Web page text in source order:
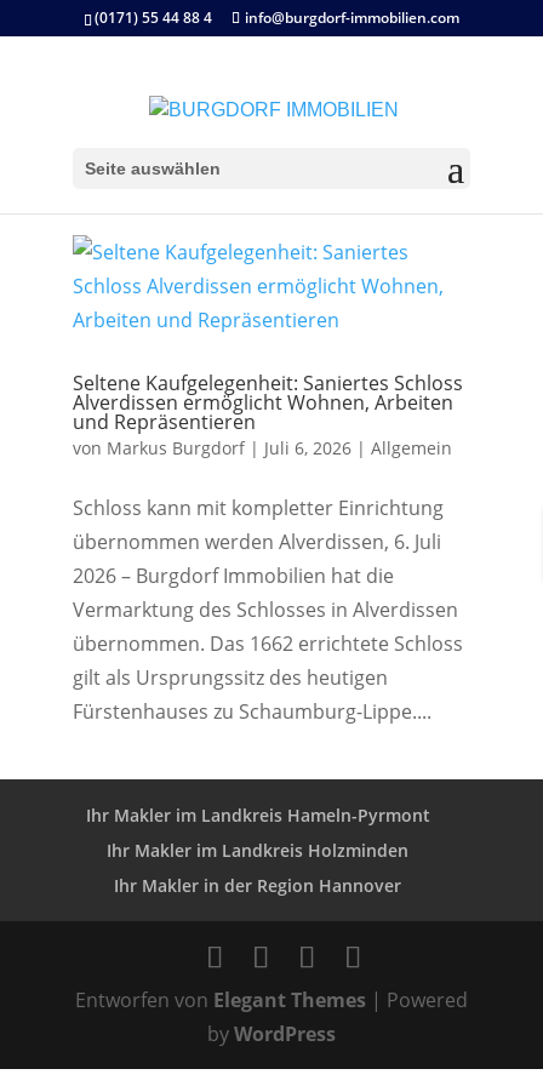
(0171) 55 44 88 4 info@burgdorf-immobilien.com
Seite auswählen
Seltene Kaufgelegenheit: Saniertes Schloss
Alverdissen ermöglicht Wohnen, Arbeiten
und Repräsentieren
von Markus Burgdorf| Juli 6, 2026| Allgemein
Schloss kann mit kompletter Einrichtung
übernommen werden Alverdissen, 6. Juli
2026 – Burgdorf Immobilien hat die
Vermarktung des Schlosses in Alverdissen
übernommen. Das 1662 errichtete Schloss
gilt als Ursprungssitz des heutigen
Fürstenhauses zu Schaumburg-Lippe....
Ihr Makler im Landkreis Hameln-Pyrmont
Ihr Makler im Landkreis Holzminden
Ihr Makler in der Region Hannover
Entworfen von Elegant Themes | Powered
byWordPress